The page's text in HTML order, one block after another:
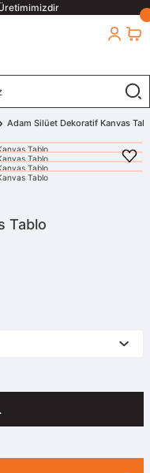
Adam Silüet Dekoratif Kanvas
Tablo